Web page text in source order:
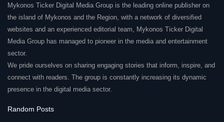
Mykonos Ticker Digital Media Group is the leading online publisher on
the island of Mykonos and the Region, with a network of diversified
websites and an experienced editorial team, Mykonos Ticker Digital
Media Group has managed to pioneer in the media and entertainment
sector.
We pride ourselves on sharing engaging stories that inform, inspire, and
connect with readers. The group is constantly increasing its dynamic
presence in the digital media sector.
Random Posts